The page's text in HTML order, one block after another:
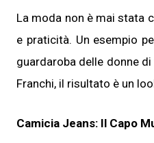
La moda non è mai stata
e praticità. Un esempio
guardaroba delle donne
Franchi, il risultato è un
Camicia Jeans: Il Capo